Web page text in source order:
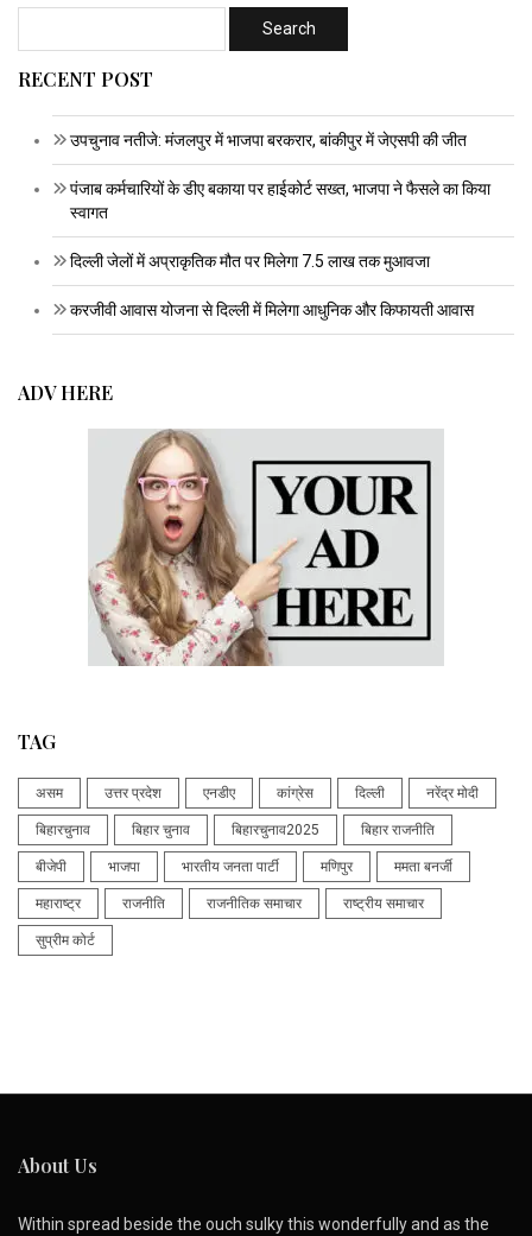
RECENT POST
उपचुनाव नतीजे: मंजलपुर में भाजपा बरकरार, बांकीपुर में जेएसपी की जीत
पंजाब कर्मचारियों के डीए बकाया पर हाईकोर्ट सख्त, भाजपा ने फैसले का किया
स्वागत
दिल्ली जेलों में अप्राकृतिक मौत पर मिलेगा 7.5 लाख तक मुआवजा
करजीवी आवास योजना से दिल्ली में मिलेगा आधुनिक और किफायती आवास
ADV HERE
TAG
असम उत्तर प्रदेश एनडीए कांग्रेस दिल्ली नरेंद्र मोदी
बिहारचुनाव बिहार चुनाव बिहारचुनाव2025 बिहार राजनीति
बीजेपी भाजपा भारतीय जनता पार्टी मणिपुर ममता बनर्जी
महाराष्ट्र राजनीति राजनीतिक समाचार राष्ट्रीय समाचार
सुप्रीम कोर्ट
About Us
Within spread beside the ouch sulky this wonderfully and as the